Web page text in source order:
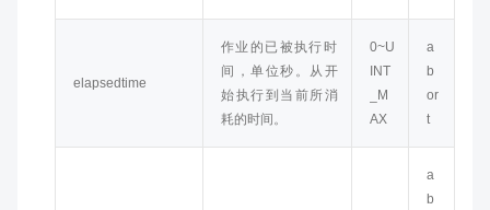
elapsedtime
作业的已被执行时
间，单位秒。从开
始执行到当前所消
耗的时间。
0~U
INT
_M
AX
a
b
or
t
a
b